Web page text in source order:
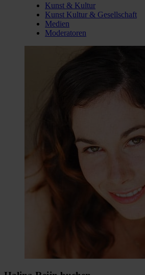
Kunst & Kultur
Kunst Kultur & Gesellschaft
Medien
Moderatoren